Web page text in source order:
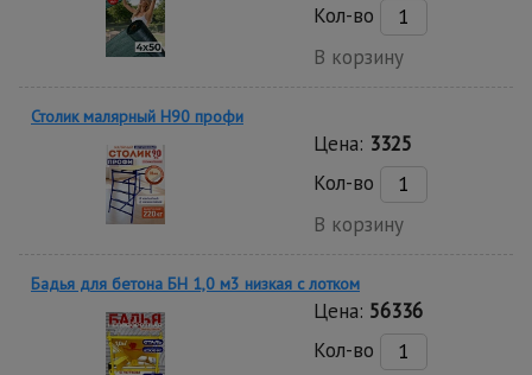
Кол-во
В корзину
Столик малярный H90 профи
Цена: 3325
Кол-во
В корзину
Бадья для бетона БН 1,0 м3 низкая c лотком
Цена: 56336
Кол-во